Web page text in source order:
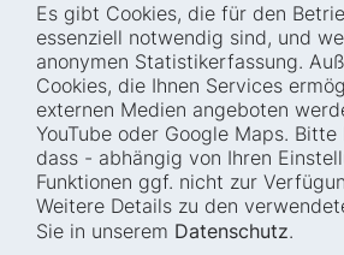
Es gibt Cookies, die für den
essenziell notwendig sind, und
anonymen Statistikerfassung.
Cookies, die Ihnen Services
externen Medien angeboten
YouTube oder Google Maps. Bitte
dass - abhängig von Ihren
Funktionen ggf. nicht zur
Weitere Details zu den
Sie in unserem Datenschutz.
Startseite
Wer wir sind
Wie wir arbeiten
Projekte
Fellowships
Karriere
Blog
Presse
Termine
Glossar
Anfahrt und
Impressum